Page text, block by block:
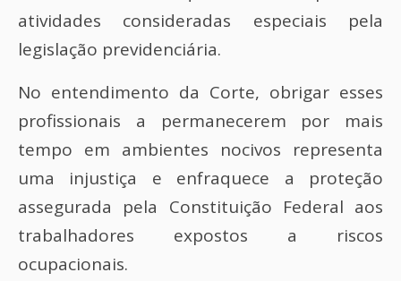
atividades consideradas especiais pela
legislação previdenciária.
No entendimento da Corte, obrigar esses
profissionais a permanecerem por mais
tempo em ambientes nocivos representa
uma injustiça e enfraquece a proteção
assegurada pela Constituição Federal aos
trabalhadores expostos a riscos
ocupacionais.